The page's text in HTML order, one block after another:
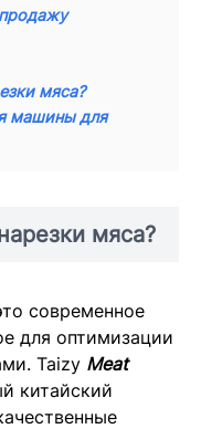
мяса?
машины для
мяса?
современное
для оптимизации
Taizy Meat
китайский